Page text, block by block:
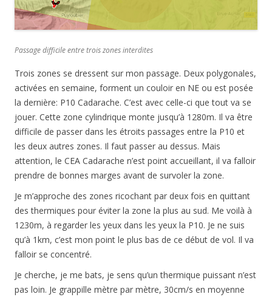
Passage difficile entre trois zones interdites
Trois zones se dressent sur mon passage. Deux polygonales,
activées en semaine, forment un couloir en NE ou est posée
la dernière: P10 Cadarache. C’est avec celle-ci que tout va se
jouer. Cette zone cylindrique monte jusqu’à 1280m. Il va être
difficile de passer dans les étroits passages entre la P10 et
les deux autres zones. Il faut passer au dessus. Mais
attention, le CEA Cadarache n’est point accueillant, il va falloir
prendre de bonnes marges avant de survoler la zone.
Je m’approche des zones ricochant par deux fois en quittant
des thermiques pour éviter la zone la plus au sud. Me voilà à
1230m, à regarder les yeux dans les yeux la P10. Je ne suis
qu’à 1km, c’est mon point le plus bas de ce début de vol. Il va
falloir se concentré.
Je cherche, je me bats, je sens qu’un thermique puissant n’est
pas loin. Je grappille mètre par mètre, 30cm/s en moyenne